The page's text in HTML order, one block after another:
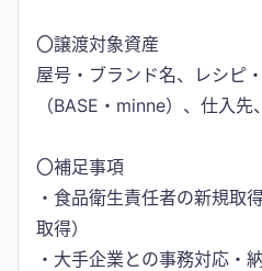
〇譲渡対象資産
屋号・ブランド名、レシピ
（BASE・minne）、仕入先
〇補足事項
・食品衛生責任者の新規取
取得）
・大手企業との事務対応・